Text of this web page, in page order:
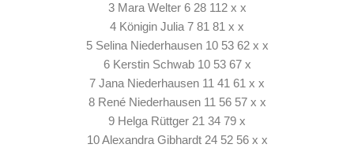
3 Mara Welter 6 28 112 x x
4 Königin Julia 7 81 81 x x
5 Selina Niederhausen 10 53 62 x x
6 Kerstin Schwab 10 53 67 x
7 Jana Niederhausen 11 41 61 x x
8 René Niederhausen 11 56 57 x x
9 Helga Rüttger 21 34 79 x
10 Alexandra Gibhardt 24 52 56 x x